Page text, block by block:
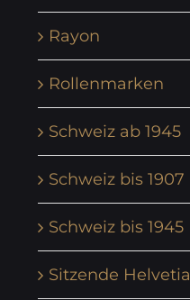
Rayon
Rollenmarken
Schweiz ab 1945
Schweiz bis 1907
Schweiz bis 1945
Sitzende Helvetia